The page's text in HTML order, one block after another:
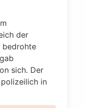
der
bedrohte
sich. Der
in